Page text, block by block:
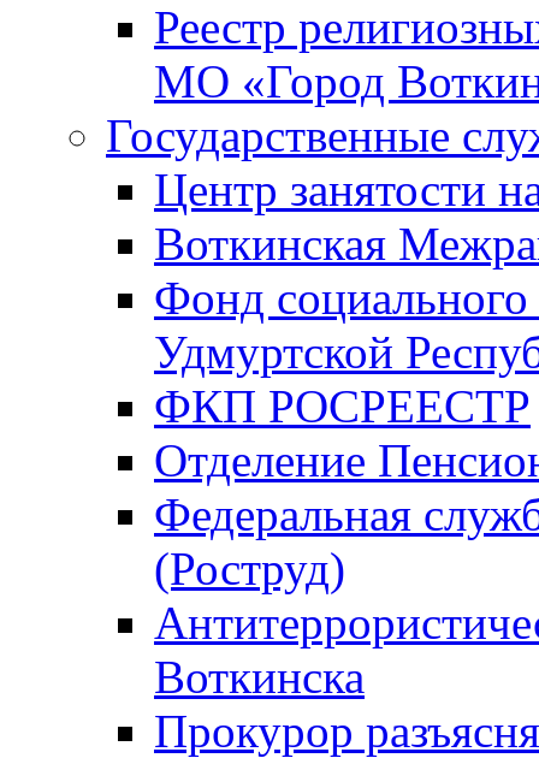
Реестр
МО «Город
Государственные
Центр занятости
Воткинская
Фонд
Удмуртской
ФКП РОСРЕЕСТР
Отделение
Федеральная
(Роструд)
Воткинска
Прокурор